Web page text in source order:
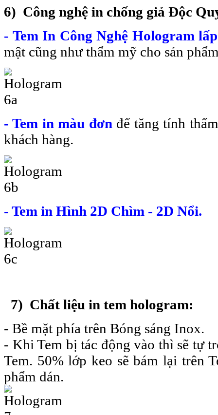
6) Công nghệ in chống giả Độc
- Tem In Công Nghệ Hologram
mật cũng như thẩm mỹ cho sản
- Tem in màu đơn để tăng tính
khách hàng.
- Tem in Hình 2D Chìm - 2D Nổi.
7) Chất liệu in tem hologram:
- Bề mặt phía trên Bóng sáng Inox.
- Khi Tem bị tác động vào thì sẽ tự
Tem. 50% lớp keo sẽ bám lại trên
phẩm dán.